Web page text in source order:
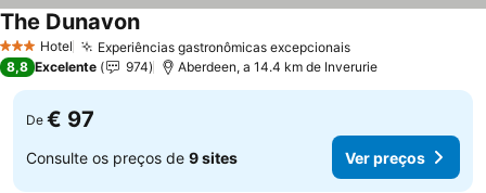
3 EstrelasHotel Experiências gastronômicas excepcionais
The Dunavon
8,8 Excelente 974 Aberdeen, a 14.4 km de Inverurie
De € 97
Consulte os preços de 9 sites Ver preços